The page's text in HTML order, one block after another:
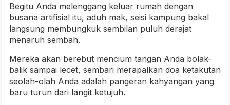
Begitu Anda melenggang keluar rumah dengan
busana artifisial itu, aduh mak, seisi kampung bakal
langsung membungkuk sembilan puluh derajat
menaruh sembah.
Mereka akan berebut mencium tangan Anda bolak-
balik sampai lecet, sembari merapalkan doa ketakutan
seolah-olah Anda adalah pangeran kahyangan yang
baru turun dari langit ketujuh.